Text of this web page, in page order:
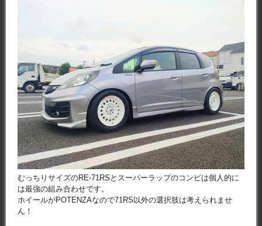
むっちりサイズのRE-71RSとスーパーラップのコンビは個人的に
は最強の組み合わせです。
ホイールがPOTENZAなので71RS以外の選択肢は考えられませ
ん！